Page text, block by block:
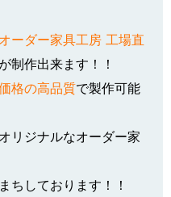
ーダー家具工房 工場直
制作出来ます！！
格の高品質で製作可能
リジナルなオーダー家
ちしております！！